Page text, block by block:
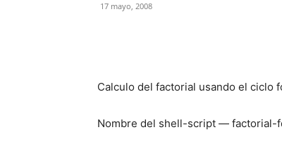
17 mayo, 2008
Calculo del factorial usando el ciclo
Nombre del shell-script — factorial-